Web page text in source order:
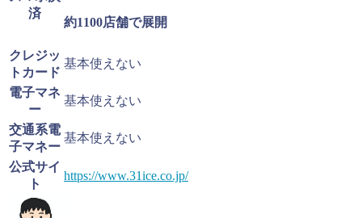
済
約1100店舗で展開
クレジッ
トカード
基本使えない
電子マネ
ー
基本使えない
交通系電
子マネー
基本使えない
公式サイ
ト
https://www.31ice.co.jp/